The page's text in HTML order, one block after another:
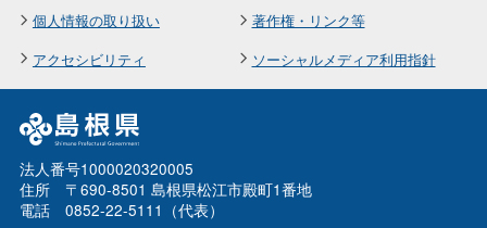
個人情報の取り扱い
著作権・リンク等
アクセシビリティ
ソーシャルメディア利用指針
法人番号1000020320005
住所 〒690-8501 島根県松江市殿町1番地
電話 0852-22-5111（代表）